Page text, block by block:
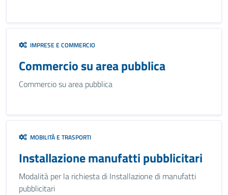
IMPRESE E COMMERCIO
Commercio su area pubblica
Commercio su area pubblica
MOBILITÀ E TRASPORTI
Installazione manufatti pubblicitari
Modalità per la richiesta di Installazione di manufatti
pubblicitari